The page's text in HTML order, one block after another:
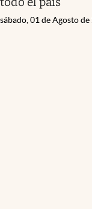
sábado, 01 de Agosto